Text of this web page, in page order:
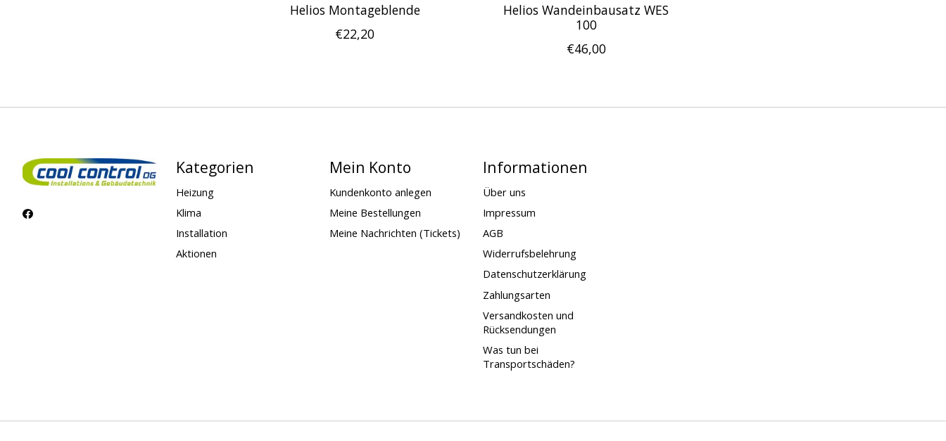
Helios Montageblende
€22,20
Helios Wandeinbausatz WES
100
€46,00
Kategorien
Heizung
Klima
Installation
Aktionen
Mein Konto
Kundenkonto anlegen
Meine Bestellungen
Meine Nachrichten (Tickets)
Informationen
Über uns
Impressum
AGB
Widerrufsbelehrung
Datenschutzerklärung
Zahlungsarten
Versandkosten und
Rücksendungen
Was tun bei
Transportschäden?